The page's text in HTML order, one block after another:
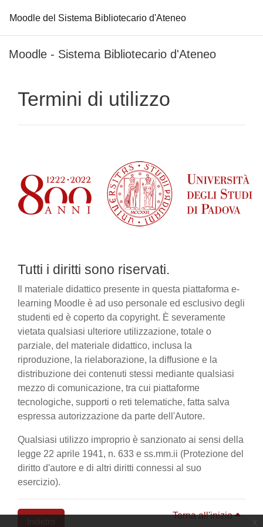
Moodle del Sistema Bibliotecario d'Ateneo
Moodle - Sistema Bibliotecario d'Ateneo
Termini di utilizzo
Tutti i diritti sono riservati.
Il materiale didattico presente in questa piattaforma e-
learning Moodle è ad uso personale ed esclusivo degli
studenti ed è coperto da copyright. È severamente
vietata qualsiasi ulteriore utilizzazione, totale o
parziale, del materiale didattico, inclusa la
riproduzione, la rielaborazione, la diffusione e la
distribuzione dei contenuti stessi mediante qualsiasi
mezzo di comunicazione, tra cui piattaforme
tecnologiche, supporti o reti telematiche, fatta salva
espressa autorizzazione da parte dell'Autore.
Qualsiasi utilizzo improprio è sanzionato ai sensi della
legge 22 aprile 1941, n. 633 e ss.mm.ii (Protezione del
diritto d'autore e di altri diritti connessi al suo
esercizio).
Torna all'inizio